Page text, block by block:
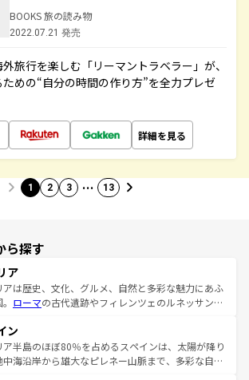
BOOKS 旅の読み物
2022.07.21 発売
旅行を楽しむ「リーマントラベラー」が、
めの“自分の時間の作り方”を全力プレゼ
詳細を見る
1 2 3 … 13
ら探す
ア
アは歴史、文化、グルメ、自然と多彩な魅力にあふ
ローマの古代遺跡やフィレンツェのルネッサンス
トスカーナの美しい田園風景やアマルフィ海岸の絶
、自然景観も見逃せない。観光の合間には、本場の
パスタなど、絶品のイタリア料理を堪能することも
ン
ア半島のほぼ80％を占めるスペインは、太陽が降り
中海沿岸から雄大なピレネー山脈まで、多彩な自然